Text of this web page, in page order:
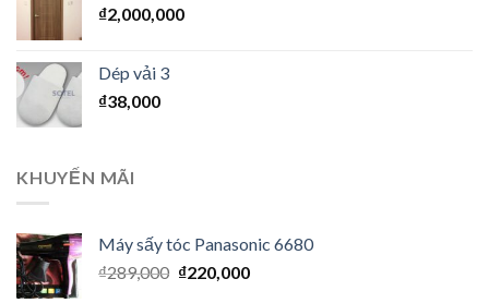
₫2,000,000
Dép vải 3
₫38,000
KHUYẾN MÃI
Máy sấy tóc Panasonic 6680
₫289,000 ₫220,000